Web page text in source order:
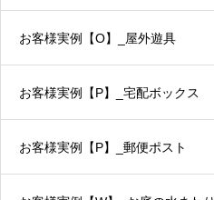
お客様実例【O】_屋外遊具
お客様実例【P】_宅配ボックス
お客様実例【P】_郵便ポスト